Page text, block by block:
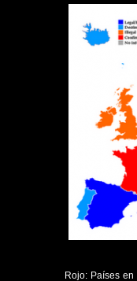
Rojo: Países en